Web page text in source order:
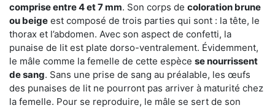
comprise entre 4 et 7 mm. Son corps de coloration brune
ou beige est composé de trois parties qui sont : la tête, le
thorax et l’abdomen. Avec son aspect de confetti, la
punaise de lit est plate dorso-ventralement. Évidemment,
le mâle comme la femelle de cette espèce se nourrissent
de sang. Sans une prise de sang au préalable, les œufs
des punaises de lit ne pourront pas arriver à maturité chez
la femelle. Pour se reproduire, le mâle se sert de son